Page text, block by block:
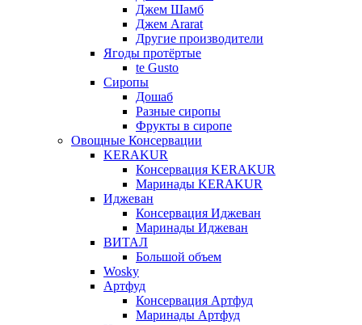
Джем Шамб
Джем Ararat
Другие производители
Ягоды протёртые
te Gusto
Сиропы
Дошаб
Разные сиропы
Фрукты в сиропе
Овощные Консервации
KERAKUR
Консервация KERAKUR
Маринады KERAKUR
Иджеван
Консервация Иджеван
Маринады Иджеван
ВИТАЛ
Большой объем
Wosky
Артфуд
Консервация Артфуд
Маринады Артфуд